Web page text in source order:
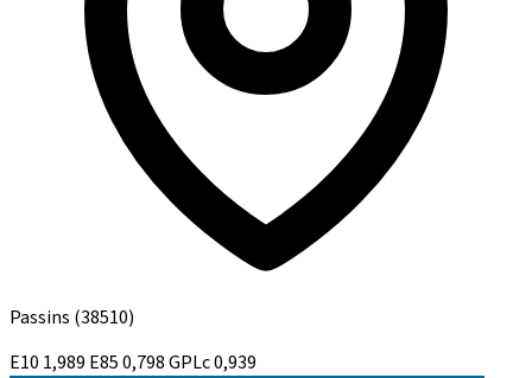
Passins (38510)
E10 1,989 E850,798GPLc0,939